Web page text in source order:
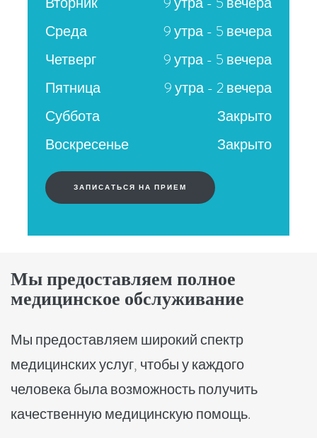
Среда
9 утра - 5 вечера
Четверг
9 утра - 5 вечера
Пятница
9 утра - 2 вечера
Суббота
Закрыто
Воскресенье
Закрыто
ЗАПИСАТЬСЯ НА ПРИЕМ
Мы предоставляем полное
медицинское обслуживание
Мы предоставляем широкий спектр
медицинских услуг, чтобы у каждого
человека была возможность получить
качественную медицинскую помощь.